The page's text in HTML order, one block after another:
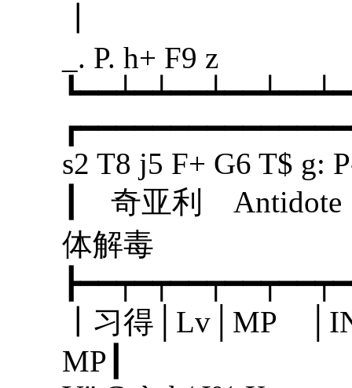
_. P. h+ F9 z
s2 T8 j5 F+ G6 T$ g:
┃ 奇亚利
体解
┃习得│Lv│MP